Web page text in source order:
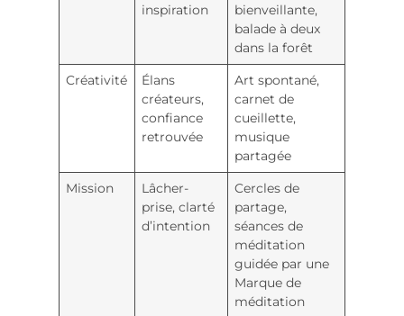
inspiration
bienveillante,
balade à deux
dans la forêt
Créativité
Élans
créateurs,
confiance
retrouvée
Art spontané,
carnet de
cueillette,
musique
partagée
Mission
Lâcher-
prise, clarté
d’intention
Cercles de
partage,
séances de
méditation
guidée par une
Marque de
méditation